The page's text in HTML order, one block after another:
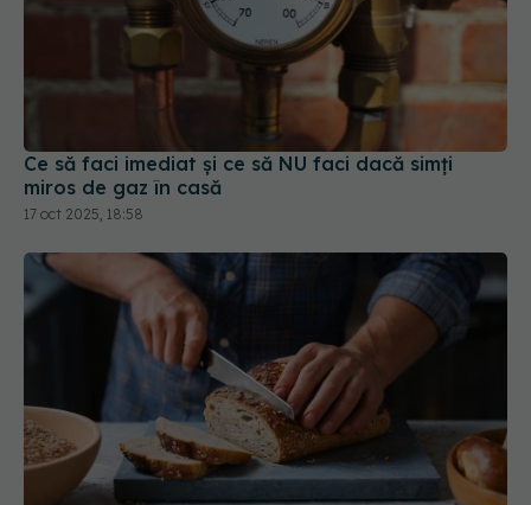
Ce să faci imediat și ce să NU faci dacă simți
miros de gaz în casă
17 oct 2025, 18:58